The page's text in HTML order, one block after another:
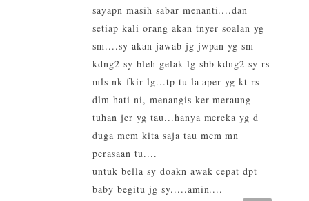
sayapn masih sabar menanti....dan
setiap kali orang akan tnyer soalan yg
sm....sy akan jawab jg jwpan yg sm
kdng2 sy bleh gelak lg sbb kdng2 sy rs
mls nk fkir lg...tp tu la aper yg kt rs
dlm hati ni, menangis ker meraung
tuhan jer yg tau...hanya mereka yg d
duga mcm kita saja tau mcm mn
perasaan tu....
untuk bella sy doakn awak cepat dpt
baby begitu jg sy.....amin....